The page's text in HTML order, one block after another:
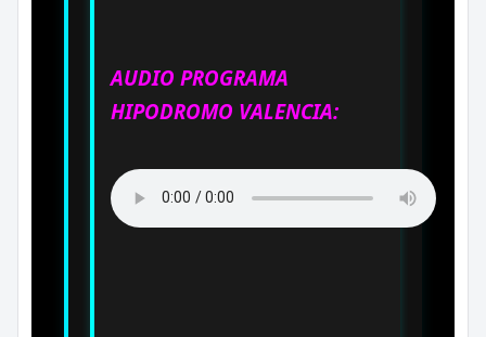
AUDIO PROGRAMA
HIPODROMO VALENCIA: